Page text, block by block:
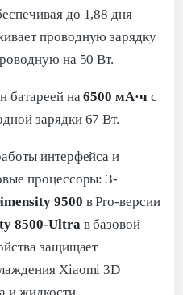
до 1,88 дня
проводную зарядку
на 50 Вт.
батареей на6500 мА·ч с
зарядки 67 Вт.
интерфейса и
процессоры: 3-
9500 в Pro-версии
8500-Ultraв базовой
защищает
Xiaomi 3D